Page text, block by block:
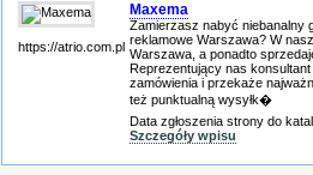
https://atrio.com.pl
Maxema
Zamierzasz nabyć niebanalny
reklamowe Warszawa? W
Warszawa, a ponadto
Reprezentujący nas
zamówienia i przekaże
też punktualną wysyłk�
Data zgłoszenia strony do
Szczegóły wpisu